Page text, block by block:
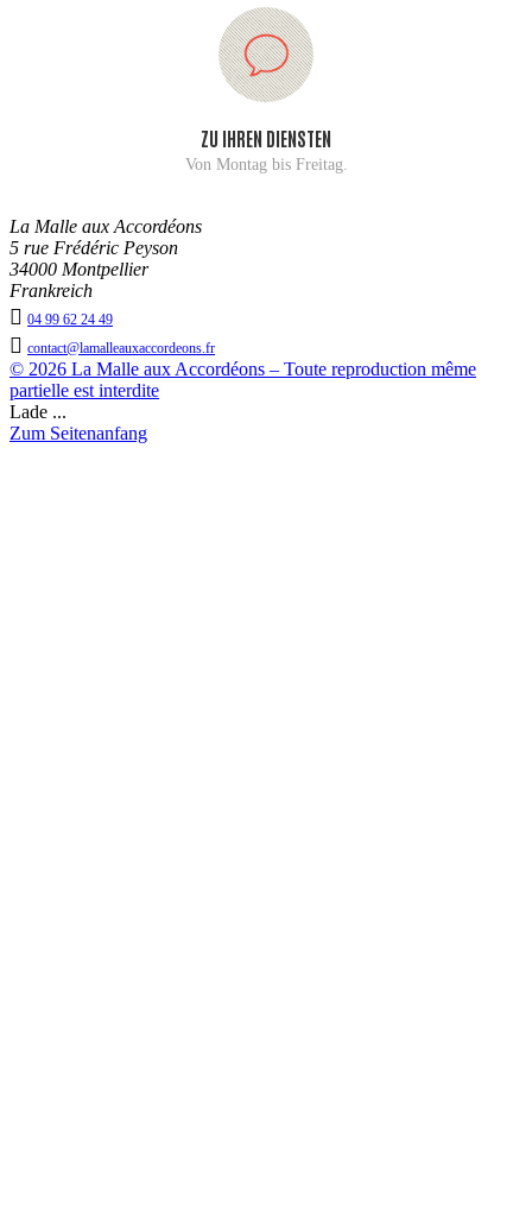
ZU IHREN DIENSTEN
Von Montag bis Freitag.
La Malle aux Accordéons
5 rue Frédéric Peyson
34000 Montpellier
Frankreich
 04 99 62 24 49
 contact@lamalleauxaccordeons.fr
© 2026 La Malle aux Accordéons – Toute reproduction même
partielle est interdite
Lade ...
Zum Seitenanfang